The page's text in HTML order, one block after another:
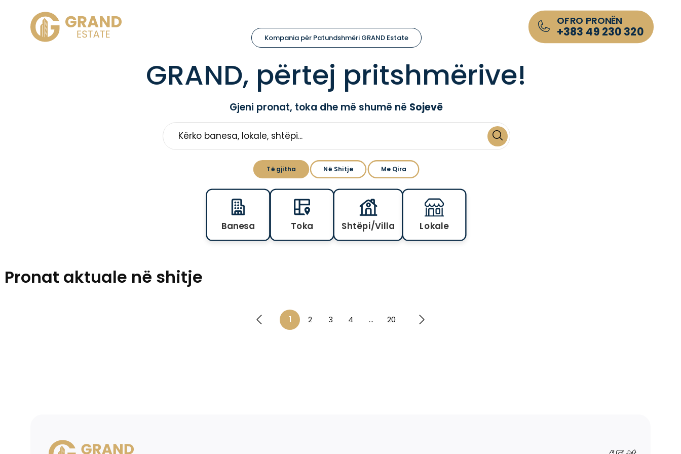
OFRO PRONËN
+383 49 230 320
Kompania për Patundshmëri GRAND Estate
GRAND, përtej pritshmërive!
Gjeni pronat, toka dhe më shumë në Sojevë
Të gjitha Në Shitje Me Qira
Banesa Toka Shtëpi/Villa Lokale
Pronat aktuale në shitje
1 2 3 4 ... 20